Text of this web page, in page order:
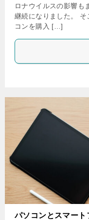
ロナウイルスの影響も
継続になりました。 そ
コンを購入 […]
パソコンとスマー